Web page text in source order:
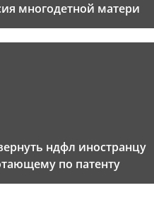
многодетной матери
ндфл иностранцу
по патенту